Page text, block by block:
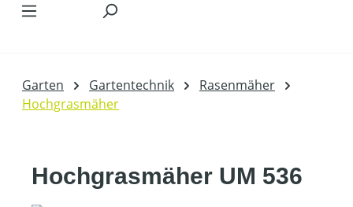
Garten Gartentechnik
Rasenmäher
Hochgrasmäher
Hochgrasmäher UM 536